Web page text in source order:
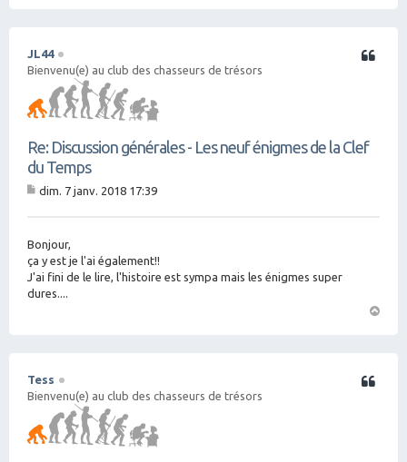
JL44
Bienvenu(e) au club des chasseurs de trésors
Re: Discussion générales - Les neuf énigmes de la Clef
du Temps
Citation
g
e
dim. 7 janv. 2018 17:39
Bonjour,
ça y est je l'ai également!!
J'ai fini de le lire, l'histoire est sympa mais les énigmes super
dures....
Tess
Bienvenu(e) au club des chasseurs de trésors
Citation